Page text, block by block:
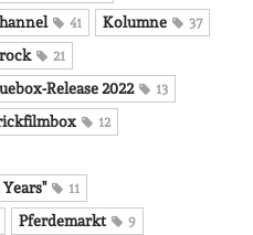
41 Kolumne 37
21
Release 2022 13
12
11
Pferdemarkt 9